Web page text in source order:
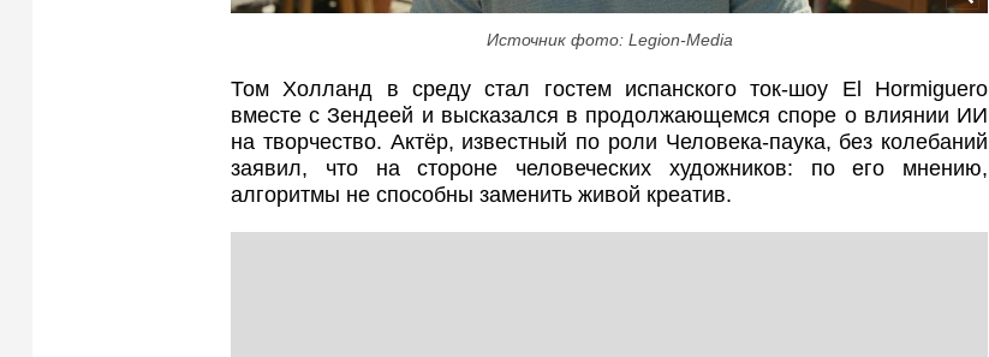
Источник фото: Legion-Media
Том Холланд в среду стал гостем испанского ток‑шоу El Hormiguero
вместе с Зендеей и высказался в продолжающемся споре о влиянии ИИ
на творчество. Актёр, известный по роли Человека‑паука, без колебаний
заявил, что на стороне человеческих художников: по его мнению,
алгоритмы не способны заменить живой креатив.